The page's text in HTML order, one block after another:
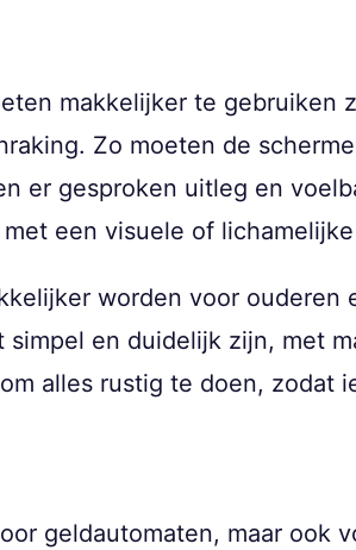
makkelijker te gebruiken
Zo moeten de
er gesproken uitleg en
een visuele of
worden voor ouderen
simpel en duidelijk zijn, met
alles rustig te doen, zodat
geldautomaten, maar ook